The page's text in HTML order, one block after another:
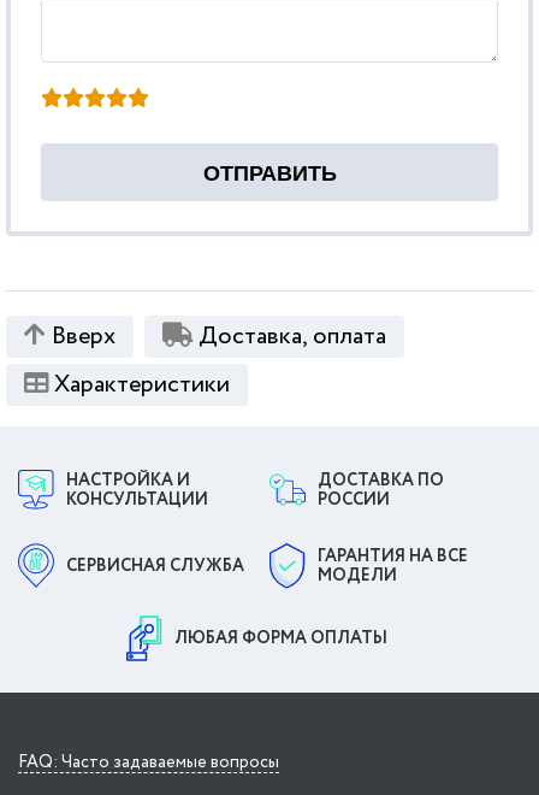
Вверх
Доставка, оплата
Характеристики
НАСТРОЙКА И
КОНСУЛЬТАЦИИ
ДОСТАВКА ПО
РОССИИ
СЕРВИСНАЯ СЛУЖБА
ГАРАНТИЯ НА ВСЕ
МОДЕЛИ
ЛЮБАЯ ФОРМА ОПЛАТЫ
FAQ: Часто задаваемые вопросы